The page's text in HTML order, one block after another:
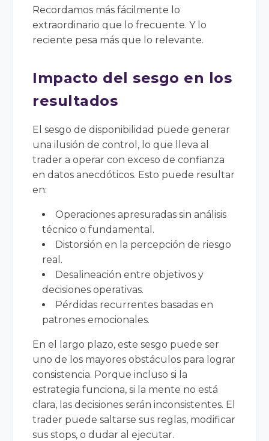
Recordamos más fácilmente lo
extraordinario que lo frecuente. Y lo
reciente pesa más que lo relevante.
Impacto del sesgo en los
resultados
El sesgo de disponibilidad puede generar
una ilusión de control, lo que lleva al
trader a operar con exceso de confianza
en datos anecdóticos. Esto puede resultar
en:
Operaciones apresuradas sin análisis
técnico o fundamental.
Distorsión en la percepción de riesgo
real.
Desalineación entre objetivos y
decisiones operativas.
Pérdidas recurrentes basadas en
patrones emocionales.
En el largo plazo, este sesgo puede ser
uno de los mayores obstáculos para lograr
consistencia. Porque incluso si la
estrategia funciona, si la mente no está
clara, las decisiones serán inconsistentes. El
trader puede saltarse sus reglas, modificar
sus stops, o dudar al ejecutar.